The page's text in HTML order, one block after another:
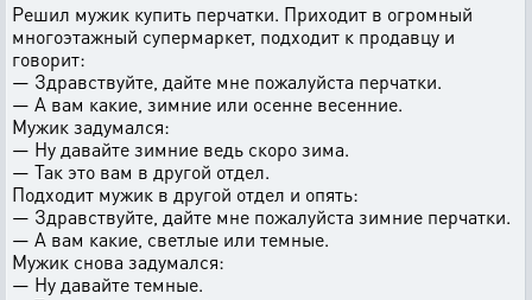
Решил мужик купить перчатки. Приходит в огромный
многоэтажный супермаркет, подходит к продавцу и
говорит:
— Здравствуйте, дайте мне пожалуйста перчатки.
— А вам какие, зимние или осенне весенние.
Мужик задумался:
— Ну давайте зимние ведь скоро зима.
— Так это вам в другой отдел.
Подходит мужик в другой отдел и опять:
— Здравствуйте, дайте мне пожалуйста зимние перчатки.
— А вам какие, светлые или темные.
Мужик снова задумался:
— Ну давайте темные.